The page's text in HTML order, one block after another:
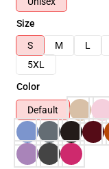
Size
S
M L
5XL
Color
Default